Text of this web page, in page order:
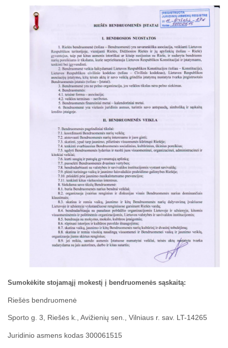
Sumokėkite stojamąjį mokestį į bendruomenės sąskaitą:
Riešės bendruomenė
Sporto g. 3, Riešės k., Avižienių sen., Vilniaus r. sav. LT-14265
Juridinio asmens kodas 300061515